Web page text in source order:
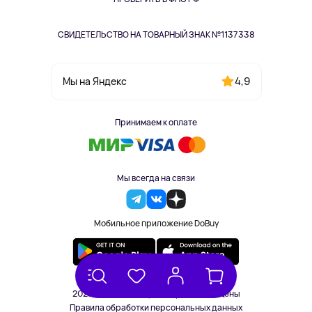
СВИДЕТЕЛЬСТВО НА ТОВАРНЫЙ ЗНАК №1137338
Мы на Яндекс 4,9
Принимаем к оплате
Мы всегда на связи
Мобильное приложение DoBuy
2023-2026 © DoBuy. Все права защищены
Правила обработки персональных данных